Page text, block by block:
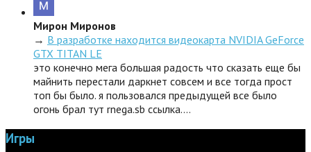
Мирон Миронов
→ В разработке находится видеокарта NVIDIA GeForce
GTX TITAN LE
это конечно мега большая радость что сказать еще бы
майнить перестали даркнет совсем и все тогда прост
топ бы было. я пользовался предыдущей все было
огонь брал тут rnega.sb ссылка.…
Игры